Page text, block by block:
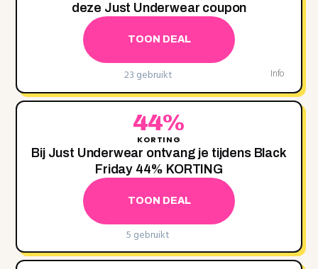
deze Just Underwear coupon
TOON DEAL
23 gebruikt Info
44%
KORTING
Bij Just Underwear ontvang je tijdens Black
Friday 44‌% KORTING
TOON DEAL
5 gebruikt